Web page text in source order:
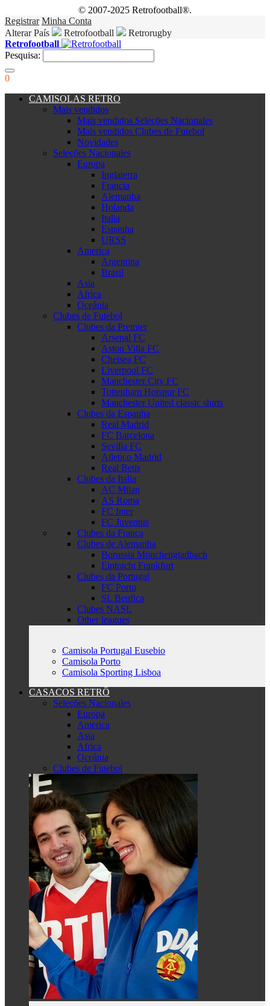
© 2007-2025 Retrofootball®.
Registrar Minha Conta
Alterar País
Retrofootball
Retrorugby
Retrofootball
Pesquisa:
0
CAMISOLAS RETRO
Mais vendidos
Mais vendidos Seleções Nacionales
Mais vendidos Clubes de Futebol
Novidades
Seleções Nacionales
Europa
Inglaterra
Francia
Alemanha
Holanda
Italia
Espanha
URSS
America
Argentina
Brasil
Asia
Africa
Oceânia
Clubes de Futebol
Clubes da Premier
Arsenal FC
Aston Villa FC
Chelsea FC
Liverpool FC
Manchester City FC
Tottenham Hotspur FC
Manchester United classic shirts
Clubes da Espanha
Real Madrid
FC Barcelona
Sevilla FC
Atletico Madrid
Real Betis
Clubes da Italia
AC Milan
AS Roma
FC Inter
FC Juventus
Clubes da França
Clubes de Alemanha
Borussia Mönchengladbach
Eintracht Frankfurt
Clubes da Portugal
FC Porto
SL Benfica
Clubes NASL
Other leagues
Camisola Portugal Eusebio
Camisola Porto
Camisola Sporting Lisboa
CASACOS RETRÔ
Seleções Nacionales
Europa
America
Asia
Africa
Oceânia
Clubes de Futebol